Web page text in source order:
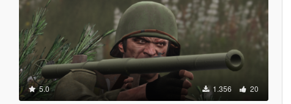
5.0 1.356 20